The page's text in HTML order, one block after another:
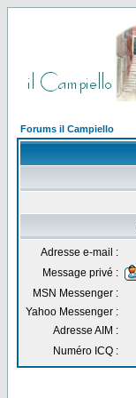
Forums il Campiello
Adresse e-mail :
Message privé :
MSN Messenger :
Yahoo Messenger :
Adresse AIM :
Numéro ICQ :